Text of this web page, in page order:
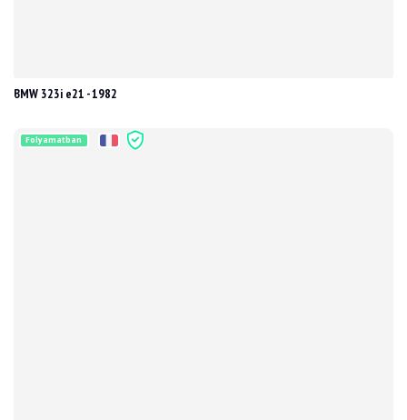
BMW 323i e21 - 1982
Folyamatban